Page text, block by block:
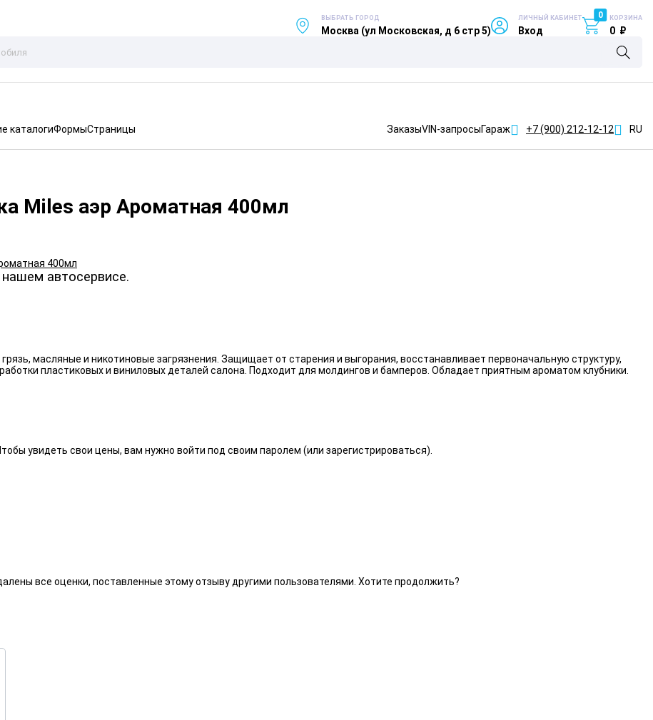
ВЫБРАТЬ ГОРОД
Москва (ул Московская, д 6 стр 5)
ЛИЧНЫЙ КАБИНЕТ
Вход
0 КОРЗИНА
0 ₽
каталогиФормыСтраницы ЗаказыVIN-запросыГараж +7 (900) 212-12-12 RU
Miles аэр Ароматная 400мл
автосервисе.
масляные и никотиновые загрязнения. Защищает от старения и выгорания, восстанавливает первоначальную структуру,
пластиковых и виниловых деталей салона. Подходит для молдингов и бамперов. Обладает приятным ароматом клубники.
увидеть свои цены, вам нужно войти под своим паролем (или зарегистрироваться).
все оценки, поставленные этому отзыву другими пользователями. Хотите продолжить?